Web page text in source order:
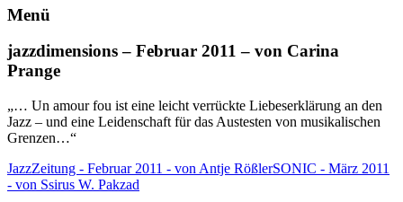
Menü
jazzdimensions – Februar 2011 – von Carina
Prange
„… Un amour fou ist eine leicht verrückte Liebeserklärung an den
Jazz – und eine Leidenschaft für das Austesten von musikalischen
Grenzen…“
JazzZeitung - Februar 2011 - von Antje RößlerSONIC - März 2011
- von Ssirus W. Pakzad